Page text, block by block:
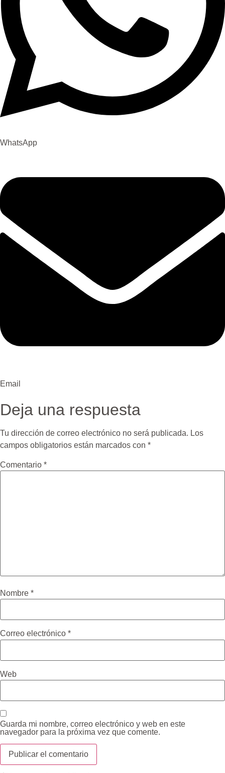
WhatsApp
Email
Deja una respuesta
Tu dirección de correo electrónico no será publicada. Los
campos obligatorios están marcados con *
Comentario *
Nombre *
Correo electrónico *
Web
Guarda mi nombre, correo electrónico y web en este
navegador para la próxima vez que comente.